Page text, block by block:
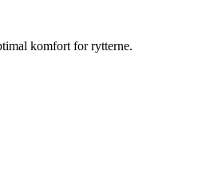
komfort for rytterne.